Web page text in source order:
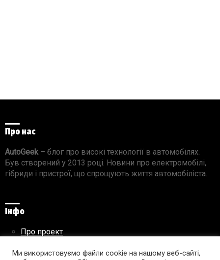
Про нас
AutoGeek– блог про високі технології в автомобілях.
Був створений у 2013 році. Новини про електромобілі,
гібриди і пристрої, що спрощують життя автомобіліста.
Інфо
Про проект
Правила використання матеріалів
Ми використовуємо файли cookie на нашому веб-сайті,